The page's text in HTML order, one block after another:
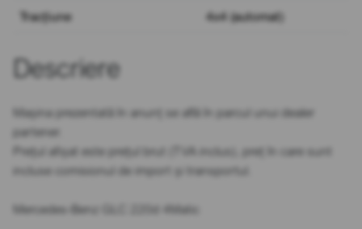
Tracțiune 4x4 (automat)
Descriere
Mașina prezentată în anunț se află în parcul unui dealer
partener.
Prețul afișat este prețul brut (TVA inclus), preț în care sunt
incluse comisionul de import și transportul.
Mercedes-Benz GLC 220d 4Matic